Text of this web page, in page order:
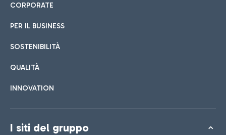
CORPORATE
PER IL BUSINESS
SOSTENIBILITÀ
QUALITÀ
INNOVATION
I siti del gruppo